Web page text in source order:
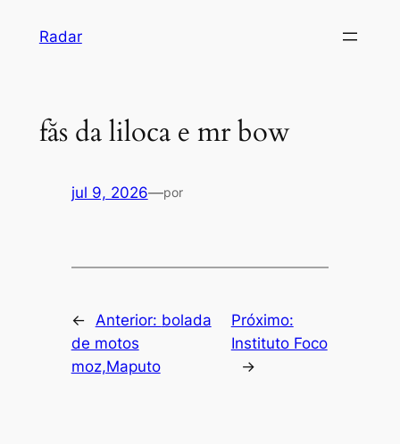
Radar
făs da liloca e mr bow
jul 9, 2026—por
← Anterior: bolada
de motos
moz,Maputo
Próximo:
Instituto Foco
→